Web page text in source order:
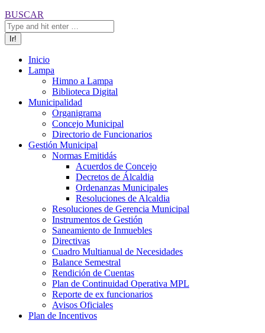
Buscar:
BUSCAR
Inicio
Lampa
Himno a Lampa
Biblioteca Digital
Municipalidad
Organigrama
Concejo Municipal
Directorio de Funcionarios
Gestión Municipal
Normas Emitidás
Acuerdos de Concejo
Decretos de Álcaldia
Ordenanzas Municipales
Resoluciones de Alcaldia
Resoluciones de Gerencia Municipal
Instrumentos de Gestión
Saneamiento de Inmuebles
Directivas
Cuadro Multianual de Necesidades
Balance Semestral
Rendición de Cuentas
Plan de Continuidad Operativa MPL
Reporte de ex funcionarios
Avisos Oficiales
Plan de Incentivos